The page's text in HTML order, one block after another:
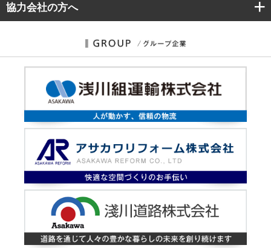
協力会社の方へ